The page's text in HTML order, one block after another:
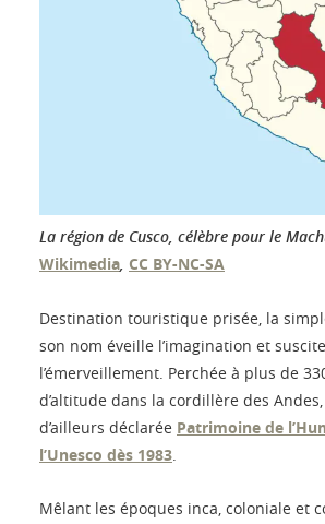
La région de Cusco, célèbre pour le
Wikimedia, CC BY-NC-SA
Destination touristique prisée, la
son nom éveille l’imagination et suscite
l’émerveillement. Perchée à plus de
d’altitude dans la cordillère des
d’ailleurs déclarée Patrimoine de
l’Unesco dès 1983.
Mêlant les époques inca, coloniale et